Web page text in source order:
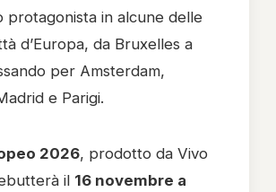
protagonista in alcune delle
d’Europa, da Bruxelles a
per Amsterdam,
e Parigi.
2026, prodotto da Vivo
il 16 novembre a